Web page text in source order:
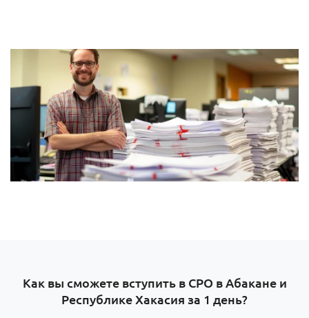
Как вы сможете вступить в СРО в Абакане и
Республике Хакасия за 1 день?